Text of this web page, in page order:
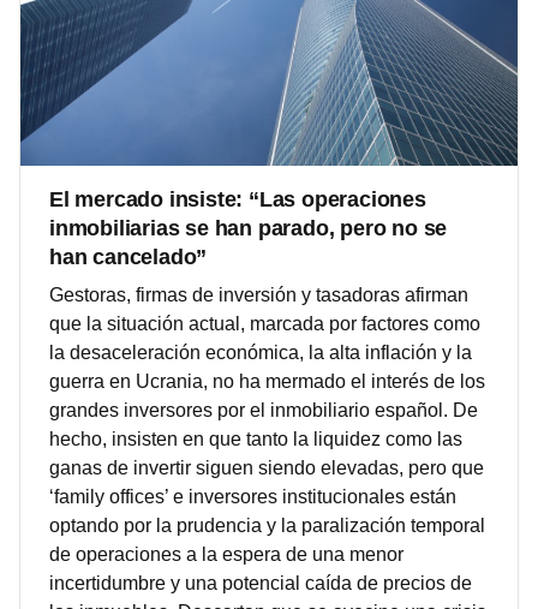
El mercado insiste: “Las operaciones
inmobiliarias se han parado, pero no se
han cancelado”
Gestoras, firmas de inversión y tasadoras afirman
que la situación actual, marcada por factores como
la desaceleración económica, la alta inflación y la
guerra en Ucrania, no ha mermado el interés de los
grandes inversores por el inmobiliario español. De
hecho, insisten en que tanto la liquidez como las
ganas de invertir siguen siendo elevadas, pero que
‘family offices’ e inversores institucionales están
optando por la prudencia y la paralización temporal
de operaciones a la espera de una menor
incertidumbre y una potencial caída de precios de